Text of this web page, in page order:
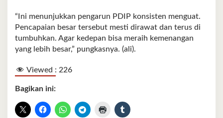
“Ini menunjukkan pengarun PDIP konsisten menguat.
Pencapaian besar tersebut mesti dirawat dan terus di
tumbuhkan. Agar kedepan bisa meraih kemenangan
yang lebih besar,” pungkasnya. (ali).
Viewed : 226
Bagikan ini: